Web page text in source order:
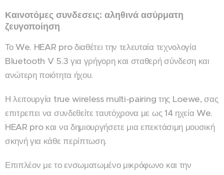
Καινοτόμες συνδεσεις: αληθινά ασύρματη
ζευγοποίηση
Το We. HEAR pro διαθέτει την τελευταία τεχνολογία
Bluetooth V 5.3 για γρήγορη και σταθερή σύνδεση και
ανώτερη ποιότητα ήχου.
Η λειτουργία true wireless multi-pairing της Loewe, σας
επιτρεπει να συνδεθείτε ταυτόχρονα με ως 14 ηχεία We.
HEAR pro και να δημιουργήσετε μια επεκτάσιμη μουσική
σκηνή για κάθε περίπτωση.
Επιπλέον με το ενσωματωμένο μικρόφωνο και την